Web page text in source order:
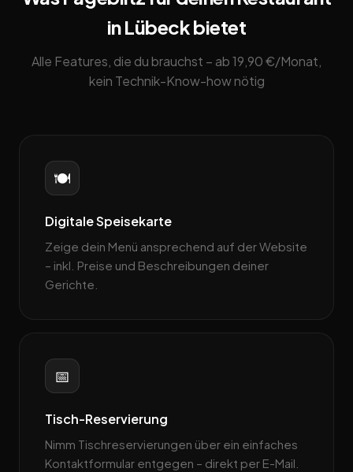
in Lübeck bietet
Alle Features, die du brauchst – ab 19,90 €/Monat,
kein Technik-Know-how nötig
🍽️
Digitale Speisekarte
Zeige dein Menü ansprechend auf der Website
– inkl. Preise und Beschreibungen deiner
Gerichte.
📅
Tisch-Reservierung
Nimm Tischreservierungen über ein einfaches
Kontaktformular entgegen – direkt per E-Mail.